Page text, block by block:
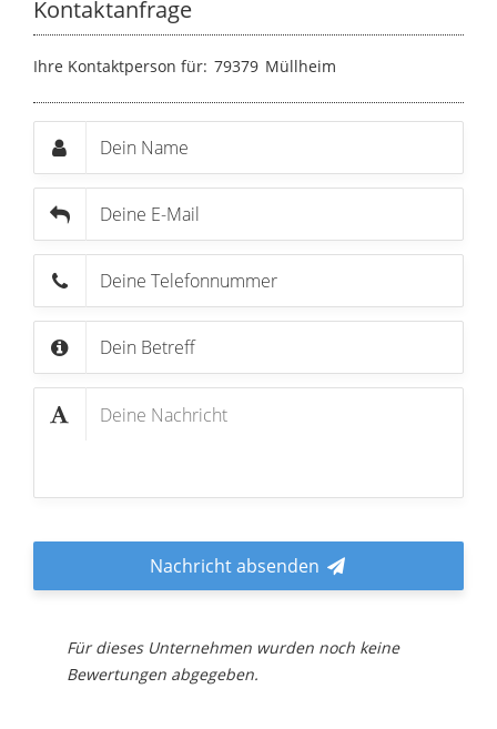
Kontaktanfrage
Ihre Kontaktperson für: 79379 Müllheim
Nachricht absenden
Für dieses Unternehmen wurden noch keine
Bewertungen abgegeben.